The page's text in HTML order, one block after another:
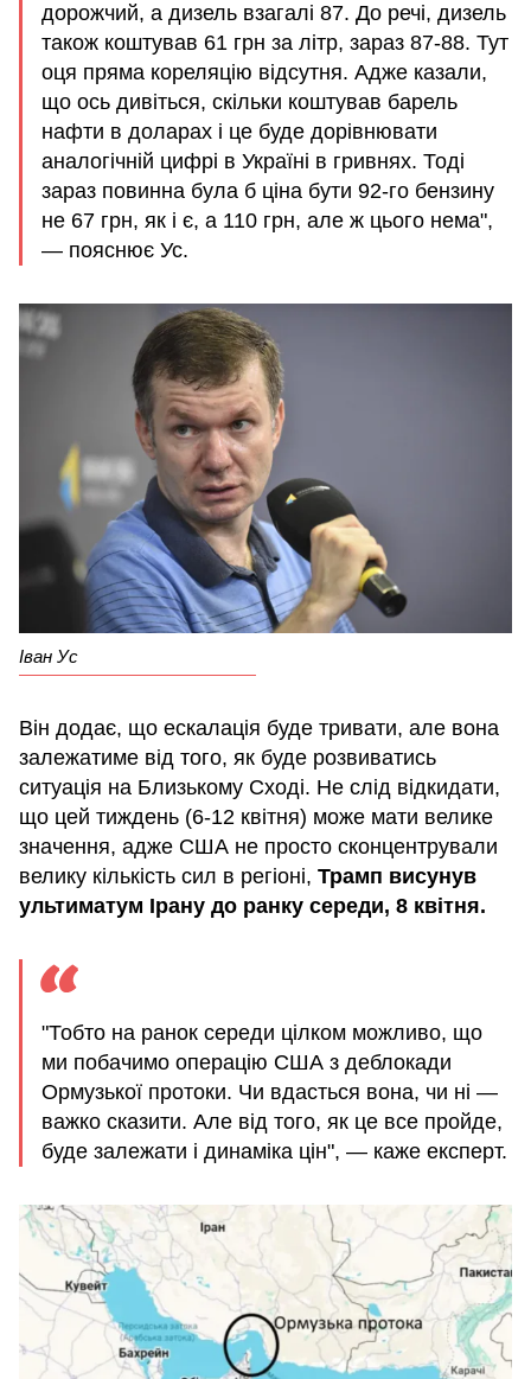
дорожчий, а дизель взагалі 87. До речі, дизель
також коштував 61 грн за літр, зараз 87-88. Тут
оця пряма кореляцію відсутня. Адже казали,
що ось дивіться, скільки коштував барель
нафти в доларах і це буде дорівнювати
аналогічній цифрі в Україні в гривнях. Тоді
зараз повинна була б ціна бути 92-го бензину
не 67 грн, як і є, а 110 грн, але ж цього нема",
— пояснює Ус.
Іван Ус
Він додає, що ескалація буде тривати, але вона
залежатиме від того, як буде розвиватись
ситуація на Близькому Сході. Не слід відкидати,
що цей тиждень (6-12 квітня) може мати велике
значення, адже США не просто сконцентрували
велику кількість сил в регіоні, Трамп висунув
ультиматум Ірану до ранку середи, 8 квітня.
"Тобто на ранок середи цілком можливо, що
ми побачимо операцію США з деблокади
Ормузької протоки. Чи вдасться вона, чи ні —
важко сказити. Але від того, як це все пройде,
буде залежати і динаміка цін", — каже експерт.